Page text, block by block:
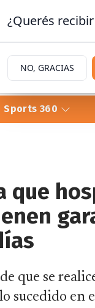
Sports 360
que
que se
sucedido en
¿Querés
NO, GRACIAS